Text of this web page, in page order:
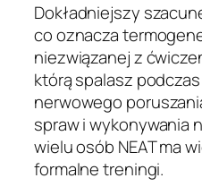
Dokładniejszy
co oznacza
niezwiązanej z
którą spalasz
nerwowego
spraw i wykonywania
wielu osób NEAT ma
formalne treningi.